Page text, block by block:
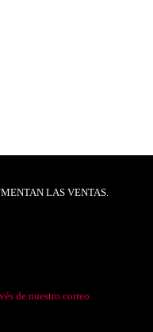
LAS VENTAS.
de nuestro correo